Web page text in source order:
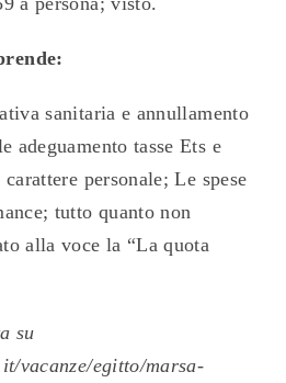
sanitaria e annullamento
adeguamento tasse Ets e
personale; Le spese
tutto quanto non
alla voce la “La quota
su
vacanze/egitto/marsa-